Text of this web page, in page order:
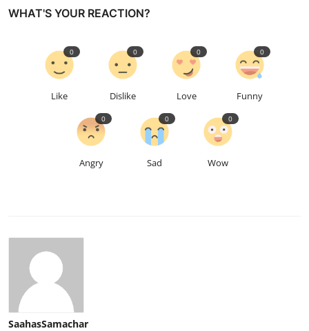
WHAT'S YOUR REACTION?
Like
0
Dislike
0
Love
0
Funny
0
Angry
0
Sad
0
Wow
0
SaahasSamachar